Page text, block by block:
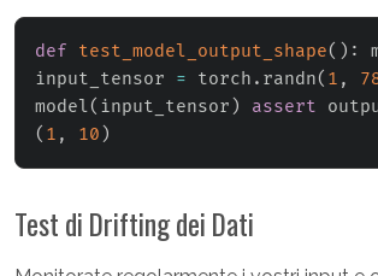
def test_model_output_shape( ) :
input_tensor = torch . randn( 1 ,
model( input_tensor ) assert
( 1 , 10 )
Test di Drifting dei Dati